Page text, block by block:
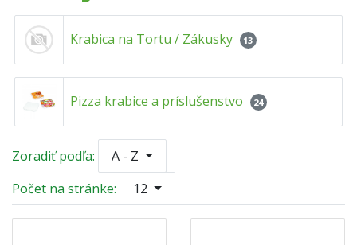
Krabica na Tortu / Zákusky 13
Pizza krabice a príslušenstvo 24
Zoradiť podľa:
A - Z
Počet na stránke:
12